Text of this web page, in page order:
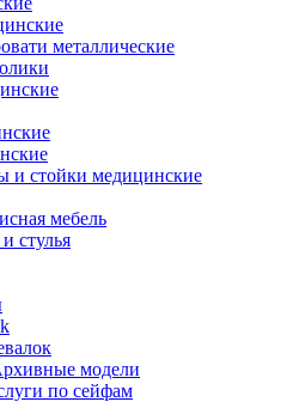
металлические
стойки медицинские
мебель
стулья
модели
по сейфам